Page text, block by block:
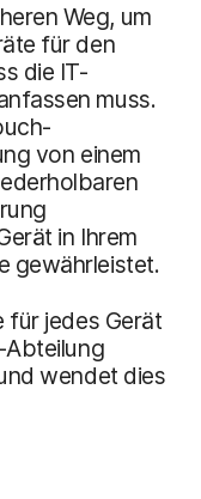
Weg, um
für den
die IT-
muss.
von einem
in Ihrem
gewährleistet.
für jedes Gerät
Abteilung
wendet dies